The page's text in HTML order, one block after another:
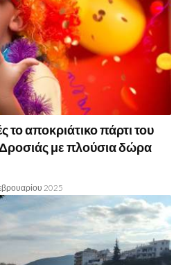
το αποκριάτικο πάρτι του
με πλούσια δώρα
2025